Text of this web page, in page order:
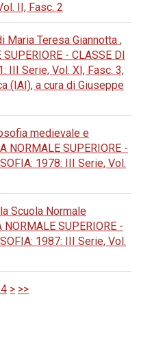
II, Fasc. 2
Maria Teresa Giannotta ,
- CLASSE DI
III Serie, Vol. XI, Fasc. 3,
(IAI), a cura di Giuseppe
medievale e
NORMALE SUPERIORE -
1978: III Serie, Vol.
Scuola Normale
SUPERIORE -
1987: III Serie, Vol.
> >>